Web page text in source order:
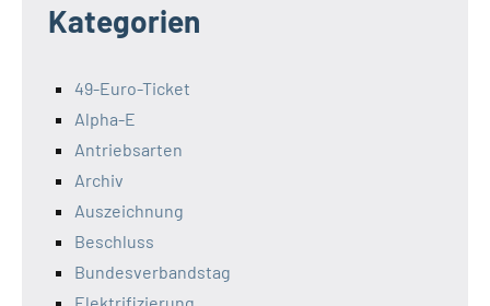
Kategorien
49-Euro-Ticket
Alpha-E
Antriebsarten
Archiv
Auszeichnung
Beschluss
Bundesverbandstag
Elektrifizierung